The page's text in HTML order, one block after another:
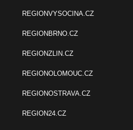
REGIONVYSOCINA.CZ
REGIONBRNO.CZ
REGIONZLIN.CZ
REGIONOLOMOUC.CZ
REGIONOSTRAVA.CZ
REGION24.CZ